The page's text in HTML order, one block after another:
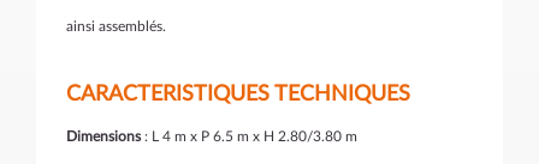
ainsi assemblés.
CARACTERISTIQUES TECHNIQUES
Dimensions: L 4 m x P 6.5 m x H 2.80/3.80 m